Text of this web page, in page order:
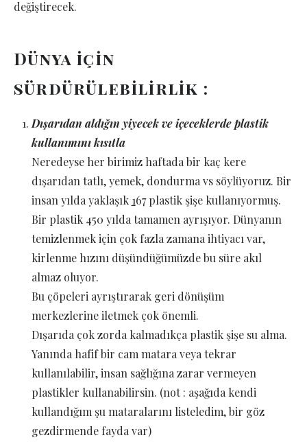
değiştirecek.
Dünya için
sürdürülebilirlik :
Dışarıdan aldığın yiyecek ve içeceklerde plastik
kullanımını kısıtla
Neredeyse her birimiz haftada bir kaç kere
dışarıdan tatlı, yemek, dondurma vs söylüyoruz. Bir
insan yılda yaklaşık 167 plastik şişe kullanıyormuş.
Bir plastik 450 yılda tamamen ayrışıyor. Dünyanın
temizlenmek için çok fazla zamana ihtiyacı var,
kirlenme hızını düşündüğümüzde bu süre akıl
almaz oluyor.
Bu çöpeleri ayrıştırarak geri dönüşüm
merkezlerine iletmek çok önemli.
Dışarıda çok zorda kalmadıkça plastik şişe su alma.
Yanında hafif bir cam matara veya tekrar
kullanılabilir, insan sağlığına zarar vermeyen
plastikler kullanabilirsin. (not : aşağıda kendi
kullandığım şu mataralarını listeledim, bir göz
gezdirmende fayda var)